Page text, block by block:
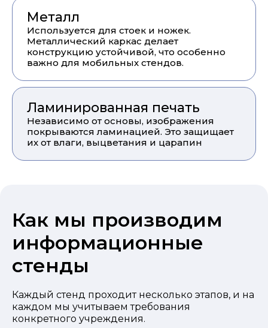
Металл
Используется для стоек и ножек.
Металлический каркас делает
конструкцию устойчивой, что особенно
важно для мобильных стендов.
Ламинированная печать
Независимо от основы, изображения
покрываются ламинацией. Это защищает
их от влаги, выцветания и царапин
Как мы производим
информационные
стенды
Каждый стенд проходит несколько этапов, и на
каждом мы учитываем требования
конкретного учреждения.